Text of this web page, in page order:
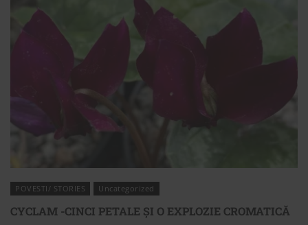
POVESTI/ STORIES Uncategorized
CYCLAM -CINCI PETALE ȘI O EXPLOZIE CROMATICĂ